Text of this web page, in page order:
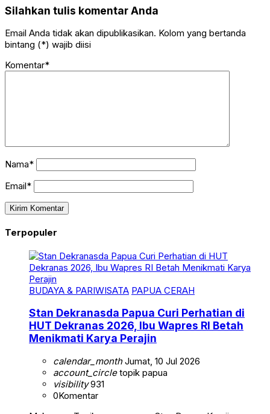
Silahkan tulis komentar Anda
Email Anda tidak akan dipublikasikan. Kolom yang bertanda
bintang (*) wajib diisi
Komentar*
Nama*
Email*
Terpopuler
BUDAYA & PARIWISATA PAPUA CERAH
Stan Dekranasda Papua Curi Perhatian di
HUT Dekranas 2026, Ibu Wapres RI Betah
Menikmati Karya Perajin
calendar_monthJumat, 10 Jul 2026
account_circletopik papua
visibility931
0Komentar